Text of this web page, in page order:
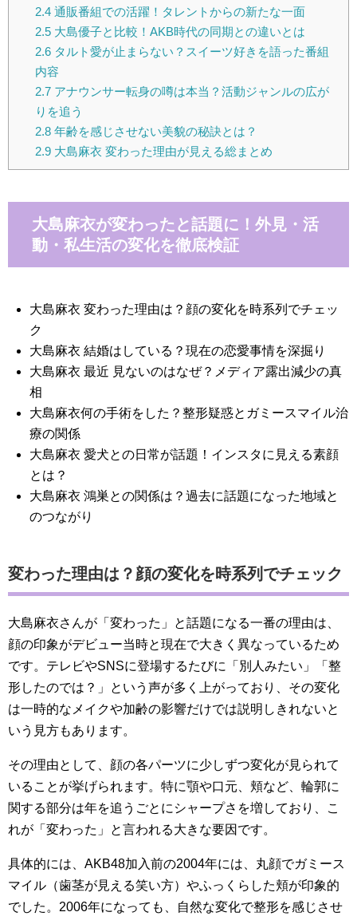
2.4通販番組での活躍！タレントからの新たな一面
2.5大島優子と比較！AKB時代の同期との違いとは
2.6タルト愛が止まらない？スイーツ好きを語った番組
内容
2.7アナウンサー転身の噂は本当？活動ジャンルの広が
りを追う
2.8年齢を感じさせない美貌の秘訣とは？
2.9大島麻衣 変わった理由が見える総まとめ
大島麻衣が変わったと話題に！外見・活
動・私生活の変化を徹底検証
大島麻衣 変わった理由は？顔の変化を時系列でチェッ
ク
大島麻衣 結婚はしている？現在の恋愛事情を深掘り
大島麻衣 最近 見ないのはなぜ？メディア露出減少の真
相
大島麻衣何の手術をした？整形疑惑とガミースマイル治
療の関係
大島麻衣 愛犬との日常が話題！インスタに見える素顔
とは？
大島麻衣 鴻巣との関係は？過去に話題になった地域と
のつながり
変わった理由は？顔の変化を時系列でチェック
大島麻衣さんが「変わった」と話題になる一番の理由は、
顔の印象がデビュー当時と現在で大きく異なっているため
です。テレビやSNSに登場するたびに「別人みたい」「整
形したのでは？」という声が多く上がっており、その変化
は一時的なメイクや加齢の影響だけでは説明しきれないと
いう見方もあります。
その理由として、顔の各パーツに少しずつ変化が見られて
いることが挙げられます。特に顎や口元、頬など、輪郭に
関する部分は年を追うごとにシャープさを増しており、こ
れが「変わった」と言われる大きな要因です。
具体的には、AKB48加入前の2004年には、丸顔でガミース
マイル（歯茎が見える笑い方）やふっくらした頬が印象的
でした。2006年になっても、自然な変化で整形を感じさせ